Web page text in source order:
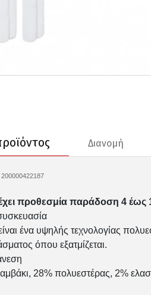
Διανομή
200000422187
προθεσμία παράδοση 4 έως
ένα υψηλής τεχνολογίας
όπου εξατμίζεται.
28% πολυεστέρας, 2%